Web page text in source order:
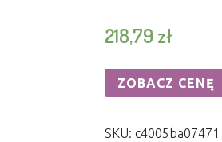
218,79 zł
ZOBACZ CENĘ
SKU:c4005ba07471